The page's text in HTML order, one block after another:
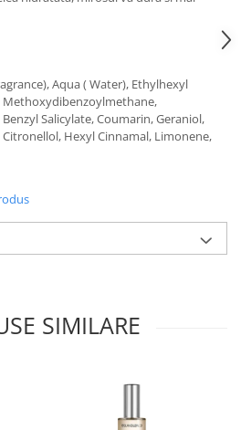
Aqua ( Water), Ethylhexyl
Salicylate, Coumarin, Geraniol,
Hexyl Cinnamal, Limonene,
SIMILARE